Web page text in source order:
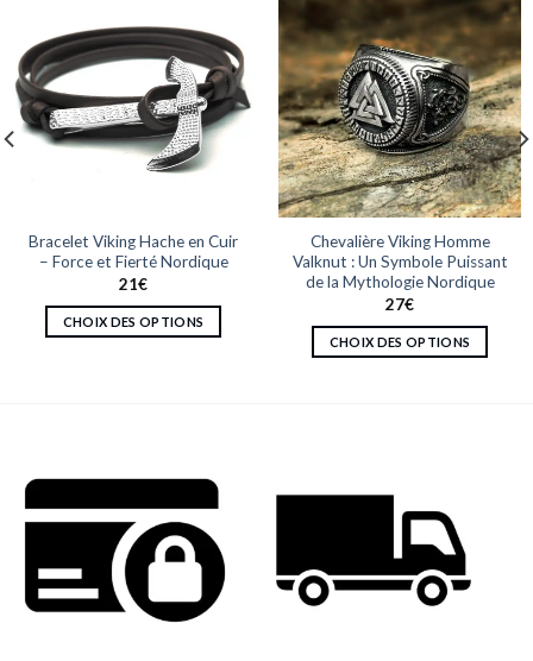
Bracelet Viking Hache en Cuir
– Force et Fierté Nordique
21€
CHOIX DES OPTIONS
peuvent
être
choisies
sur
Chevalière Viking Homme
Valknut : Un Symbole Puissant
de la Mythologie Nordique
27€
CHOIX DES OPTIONS
options
peuvent
être
choisies